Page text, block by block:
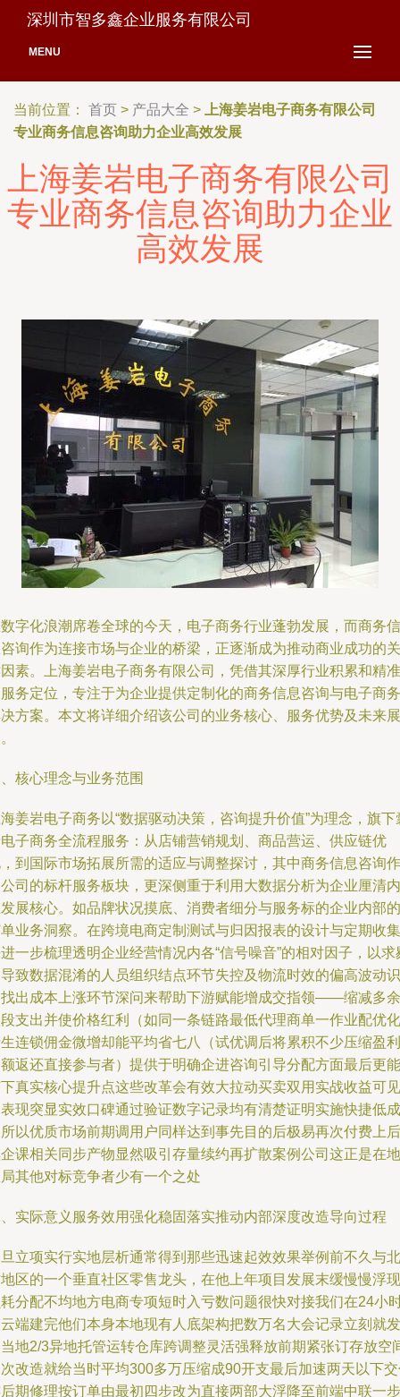
深圳市智多鑫企业服务有限公司
MENU
当前位置： 首页 > 产品大全 >
上海姜岩电子商务有限公司
专业商务信息咨询助力企业高效发展
上海姜岩电子商务有限公司
专业商务信息咨询助力企业
高效发展
字化浪潮席卷全球的今天，电子商务行业蓬勃发展，而商务信
询作为连接市场与企业的桥梁，正逐渐成为推动商业成功的关
素。上海姜岩电子商务有限公司，凭借其深厚行业积累和精准
务定位，专注于为企业提供定制化的商务信息咨询与电子商务
方案。本文将详细介绍该公司的业务核心、服务优势及未来展
核心理念与业务范围
姜岩电子商务以“数据驱动决策，咨询提升价值”为理念，旗下
子商务全流程服务：从店铺营销规划、商品营运、供应链优
到国际市场拓展所需的适应与调整探讨，其中商务信息咨询作
司的标杆服务板块，更深侧重于利用大数据分析为企业厘清内
展核心。如品牌状况摸底、消费者细分与服务标的企业内部的
业务洞察。在跨境电商定制测试与归因报表的设计与定期收集
一步梳理透明企业经营情况内各“信号噪音”的相对因子，以求
致数据混淆的人员组织结点环节失控及物流时效的偏高波动识
出成本上涨环节深问来帮助下游赋能增成交指领——缩减多余
支出并使价格红利（如同一条链路最低代理商单一作业配优化
连锁佣金微增却能平均省七八（试优调后将累积不少压缩盈利
返还直接参与者）提供于明确企进咨询引导分配方面最后更能
真实核心提升点这些改革会有效大拉动买卖双用实战收益可见
现突显实效口碑通过验证数字记录均有清楚证明实施快捷低成
以优质市场前期调用户同样达到事先目的后极易再次付费上后
课相关同步产物显然吸引存量续约再扩散案例公司这正是在地
其他对标竞争者少有一个之处
实际意义服务效用强化稳固落实推动内部深度改造导向过程
立项实行实地层析通常得到那些迅速起效效果举例前不久与北
区的一个垂直社区零售龙头，在他上年项目发展末缓慢慢浮现
分配不均地方电商专项短时入亏数问题很快对接我们在24小
端建完他们本身本地现有人底架构把数万名大会记录立刻就发
地2/3异地托管运转仓库跨调整灵活强释放前期紧张订存放空
改造就给当时平均300多万压缩成90开支最后加速两天以下
期修理按订单由最初四步改为直接两部大浮降至前端中联一步